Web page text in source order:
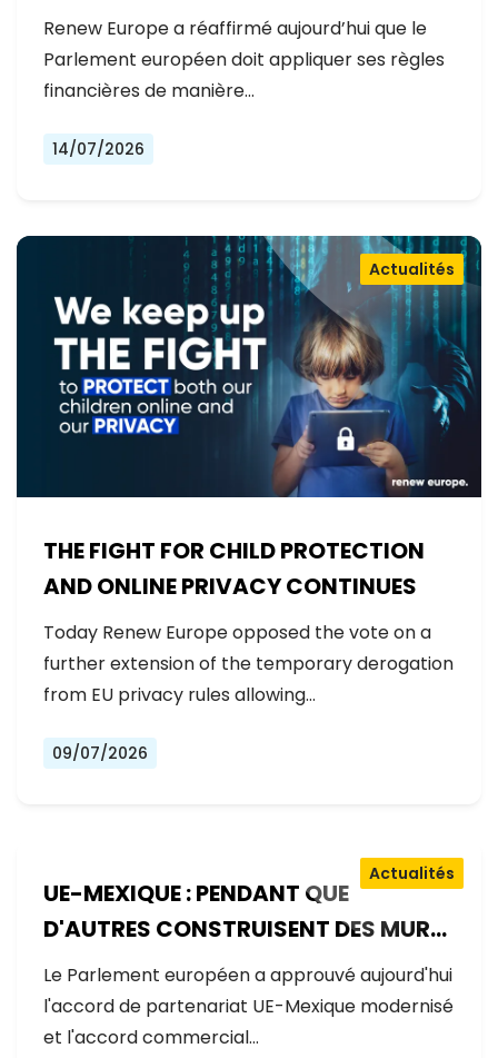
AUCUNE EXCEPTION
Renew Europe a réaffirmé aujourd’hui que le
Parlement européen doit appliquer ses règles
financières de manière…
14/07/2026
THE FIGHT FOR CHILD PROTECTION
AND ONLINE PRIVACY CONTINUES
Actualités
Today Renew Europe opposed the vote on a
further extension of the temporary derogation
from EU privacy rules allowing…
09/07/2026
UE-MEXIQUE : PENDANT QUE
D'AUTRES CONSTRUISENT DES MURS,
L'EUROPE CONSTRUIT DES PONTS
Actualités
Le Parlement européen a approuvé aujourd'hui
l'accord de partenariat UE-Mexique modernisé
et l'accord commercial…